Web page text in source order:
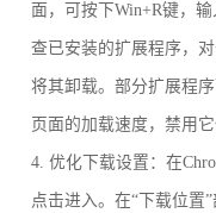
面，可按下Win+R键，输
查已安装的扩展程序，
将其卸载。部分扩展程
页面的加载速度，禁用
4. 优化下载设置：在
点击进入。在“下载位置